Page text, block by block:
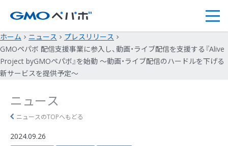
ホーム ニュース
プレスリリース
GMOペパボ 配信支援事業に参入し、動画・ライブ配信を支援する『Alive
Project byGMOペパボ』を始動 ～動画・ライブ配信のハードルを下げる
新サービスを提供予定～
ニュース
ニュースのTOPへもどる
2024.09.26